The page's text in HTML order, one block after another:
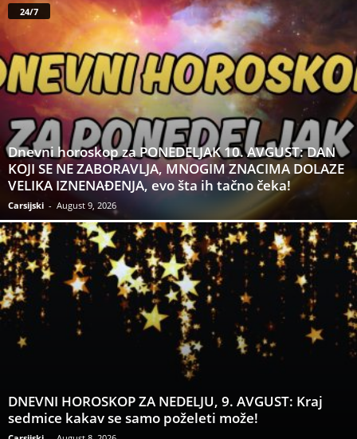
24/7
Dnevni horoskop za PONEDELJAK 10. AVGUST: DAN
KOJI SE NE ZABORAVLJA, MNOGIM ZNACIMA DOLAZE
VELIKA IZNENAĐENJA, evo šta ih tačno čeka!
Carsijski - August 9, 2026
DNEVNI HOROSKOP ZA NEDELJU, 9. AVGUST: Kraj
sedmice kakav se samo poželeti može!